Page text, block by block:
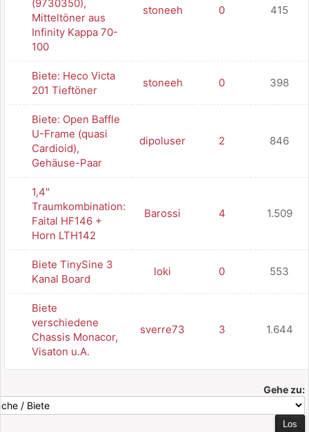
(9730350),
Mitteltöner aus
Infinity Kappa 70-
100
stoneeh 0 415
Biete: Heco Victa
201 Tieftöner
stoneeh 0 398
Biete: Open Baffle
U-Frame (quasi
Cardioid),
Gehäuse-Paar
dipoluser 2 846
1,4"
Traumkombination:
Faital HF146 +
Horn LTH142
Barossi 4 1.509
Biete TinySine 3
Kanal Board
loki 0 553
Biete
verschiedene
Chassis Monacor,
Visaton u.A.
sverre73 3 1.644
Gehe zu: